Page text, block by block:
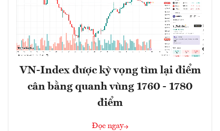
VN-Index được kỳ vọng tìm lại điểm
cân bằng quanh vùng 1760 - 1780
điểm
Đọc ngay